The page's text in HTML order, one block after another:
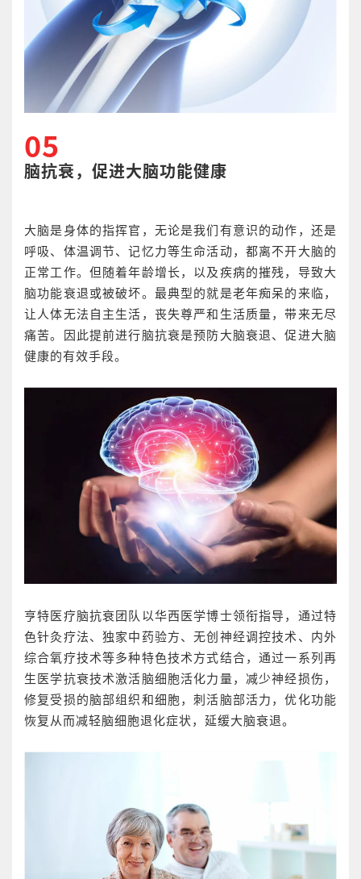
05
脑抗衰，促进大脑功能健康
大脑是身体的指挥官，无论是我们有意识的动作，还是
呼吸、体温调节、记忆力等生命活动，都离不开大脑的
正常工作。但随着年龄增长，以及疾病的摧残，导致大
脑功能衰退或被破坏。最典型的就是老年痴呆的来临，
让人体无法自主生活，丧失尊严和生活质量，带来无尽
痛苦。因此提前进行脑抗衰是预防大脑衰退、促进大脑
健康的有效手段。
亨特医疗脑抗衰团队以华西医学博士领衔指导，通过特
色针灸疗法、独家中药验方、无创神经调控技术、内外
综合氧疗技术等多种特色技术方式结合，通过一系列再
生医学抗衰技术激活脑细胞活化力量，减少神经损伤，
修复受损的脑部组织和细胞，刺活脑部活力，优化功能
恢复从而减轻脑细胞退化症状，延缓大脑衰退。